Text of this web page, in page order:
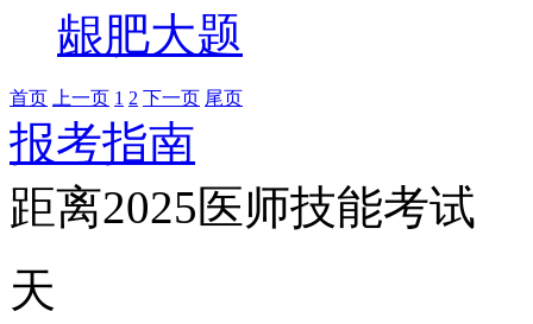
龈肥大题
首页 上一页 1 2 下一页 尾页
报考指南
距离2025医师技能考试
天